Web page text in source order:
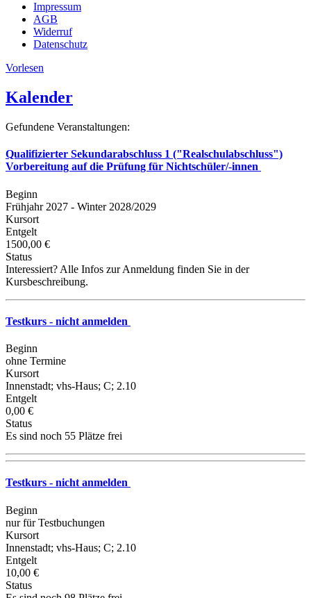
Impressum
AGB
Widerruf
Datenschutz
Vorlesen
Kalender
Gefundene Veranstaltungen:
Qualifizierter Sekundarabschluss 1 ("Realschulabschluss")
Vorbereitung auf die Prüfung für Nichtschüler/-innen
Beginn
Frühjahr 2027 - Winter 2028/2029
Kursort
Entgelt
1500,00 €
Status
Interessiert? Alle Infos zur Anmeldung finden Sie in der
Kursbeschreibung.
Testkurs - nicht anmelden
Beginn
ohne Termine
Kursort
Innenstadt; vhs-Haus; C; 2.10
Entgelt
0,00 €
Status
Es sind noch 55 Plätze frei
Testkurs - nicht anmelden
Beginn
nur für Testbuchungen
Kursort
Innenstadt; vhs-Haus; C; 2.10
Entgelt
10,00 €
Status